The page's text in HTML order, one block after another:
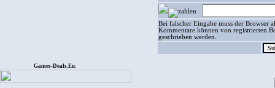
Games-Deals.Eu:
Bei falscher Eingabe muss der Browser
Kommentare können von registrierten
geschrieben werden.